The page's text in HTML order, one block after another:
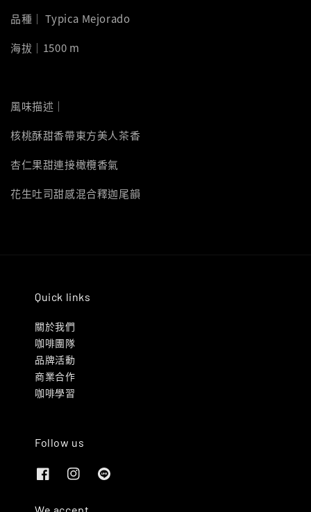
品種｜ Typica Mejorado
海拔｜1500 m
風味描述｜
核桃酥甜香帶東方美人茶香
杏仁果甜連接橄欖香氣
花生吐司甜感混合釋迦尾韻
Quick links
關於我們
咖啡團隊
品牌活動
商業合作
咖啡學習
Follow us
We accept